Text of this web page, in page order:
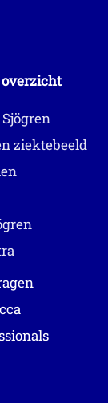
overzicht
ziektebeeld